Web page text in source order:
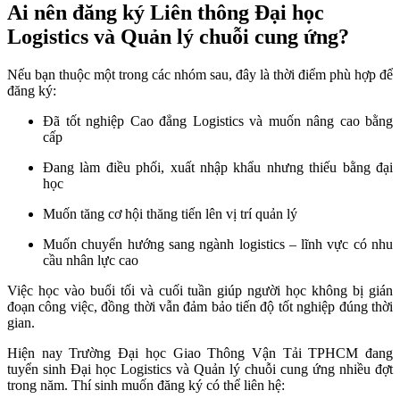
Ai nên đăng ký Liên thông Đại học
Logistics và Quản lý chuỗi cung ứng?
Nếu bạn thuộc một trong các nhóm sau, đây là thời điểm phù hợp để
đăng ký:
Đã tốt nghiệp Cao đẳng Logistics và muốn nâng cao bằng
cấp
Đang làm điều phối, xuất nhập khẩu nhưng thiếu bằng đại
học
Muốn tăng cơ hội thăng tiến lên vị trí quản lý
Muốn chuyển hướng sang ngành logistics – lĩnh vực có nhu
cầu nhân lực cao
Việc học vào buổi tối và cuối tuần giúp người học không bị gián
đoạn công việc, đồng thời vẫn đảm bảo tiến độ tốt nghiệp đúng thời
gian.
Hiện nay Trường Đại học Giao Thông Vận Tải TPHCM đang
tuyển sinh Đại học Logistics và Quản lý chuỗi cung ứng nhiều đợt
trong năm. Thí sinh muốn đăng ký có thể liên hệ: